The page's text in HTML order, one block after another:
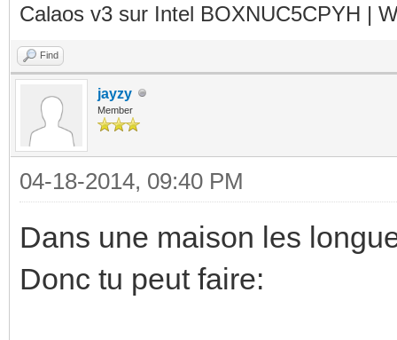
Calaos v3 sur Intel BOXNUC5CPYH |
Find
jayzy
Member
04-18-2014, 09:40 PM
Dans une maison les
Donc tu peut faire: